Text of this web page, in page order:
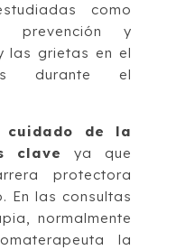
como
prevención y
las grietas en el
durante el
cuidado de la
clave
ya que
protectora
En las consultas
normalmente
la